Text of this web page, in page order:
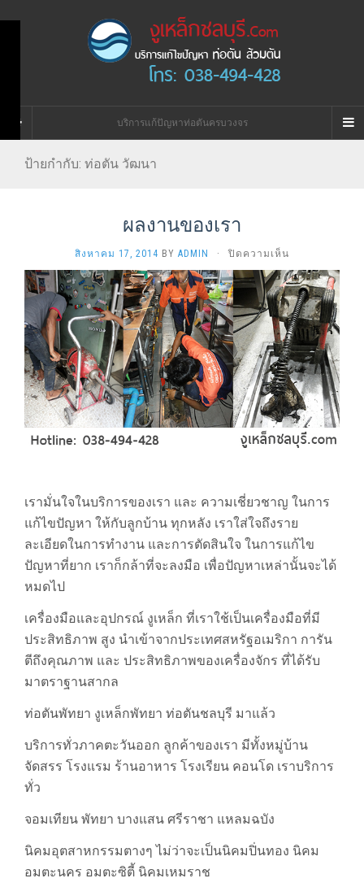
บริการแก้ปัญหาท่อตันครบวงจร
ป้ายกำกับ: ท่อตัน วัฒนา
ผลงานของเรา
สิงหาคม 17, 2014 BY ADMIN · ปิดความเห็น
ผล
งาน
ของ
เรา
เรามั่นใจในบริการของเรา และ ความเชี่ยวชาญ ในการ
แก้ไขปัญหา ให้กับลูกบ้าน ทุกหลัง เราใส่ใจถึงราย
ละเอียดในการทำงาน และการตัดสินใจ ในการแก้ไข
ปัญหาที่ยาก เราก็กล้าที่จะลงมือ เพื่อปัญหาเหล่านั้นจะได้
หมดไป
เครื่องมือและอุปกรณ์ งูเหล็ก ที่เราใช้เป็นเครื่องมือที่มี
ประสิทธิภาพ สูง นำเข้าจากประเทศสหรัฐอเมริกา การัน
ตีถึงคุณภาพ และ ประสิทธิภาพของเครื่องจักร ที่ได้รับ
มาตราฐานสากล
ท่อตันพัทยา งูเหล็กพัทยา ท่อตันชลบุรี มาแล้ว
บริการทั่วภาคตะวันออก ลูกค้าของเรา มีทั้งหมู่บ้าน
จัดสรร โรงแรม ร้านอาหาร โรงเรียน คอนโด เราบริการ
ทั่ว
จอมเทียน พัทยา บางแสน ศรีราชา แหลมฉบัง
นิคมอุตสาหกรรมตางๆ ไม่ว่าจะเป็นนิคมปิ่นทอง นิคม
อมตะนคร อมตะซิตี้ นิคมเหมราช